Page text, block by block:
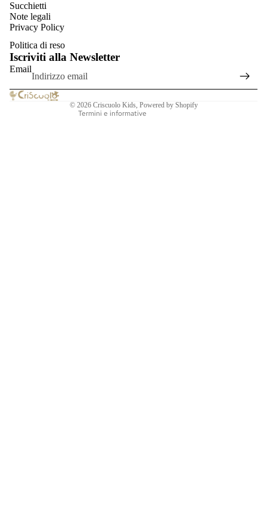
Succhietti
Note legali
Privacy Policy
Politica di reso
Iscriviti alla Newsletter
Email
© 2026 Criscuolo Kids, Powered by Shopify
Termini e informative
Informativa sulla privacy
Informativa sui rimborsi
Termini e condizioni del servizio
Informativa sulle spedizioni
Recapiti
Informativa legale